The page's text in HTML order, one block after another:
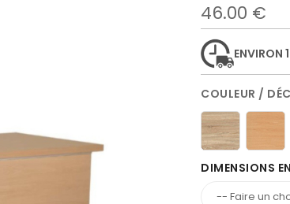
46.00 €
ENVIRON
COULEUR /
DIMENSIONS